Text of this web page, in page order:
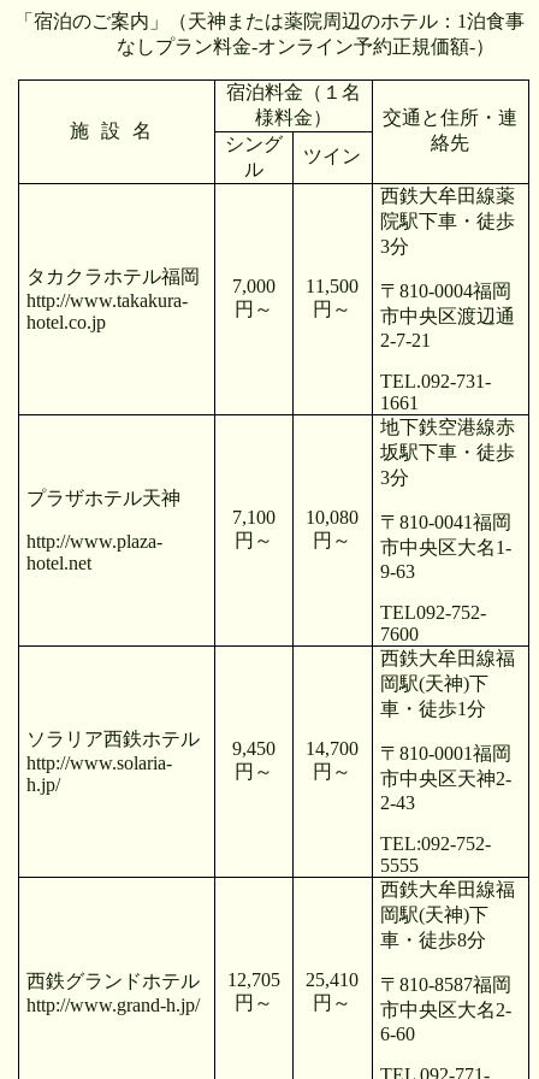
「宿泊のご案内」 （天神または薬院周辺のホテル： 1泊食事
なしプラン料金-オンライン予約正規価額-）
施設名
宿泊料金（１名
様料金）
交通と住所・連
絡先
シング
ル
ツイン
タカクラホテル福岡
http://www.takakura-
hotel.co.jp
7,000
円～
11,500
円～
西鉄大牟田線薬
院駅下車・徒歩
3分
〒810-0004福岡
市中央区渡辺通
2-7-21
TEL.092-731-
1661
プラザホテル天神
http://www.plaza-
hotel.net
7,100
円～
10,080
円～
地下鉄空港線赤
坂駅下車・徒歩
3分
〒810-0041福岡
市中央区大名1-
9-63
TEL092-752-
7600
ソラリア西鉄ホテル
http://www.solaria-
h.jp/
9,450
円～
14,700
円～
西鉄大牟田線福
岡駅(天神)下
車・徒歩1分
〒810-0001福岡
市中央区天神2-
2-43
TEL:092-752-
5555
西鉄グランドホテル
http://www.grand-h.jp/
12,705
円～
25,410
円～
西鉄大牟田線福
岡駅(天神)下
車・徒歩8分
〒810-8587福岡
市中央区大名2-
6-60
TEL 092-771-